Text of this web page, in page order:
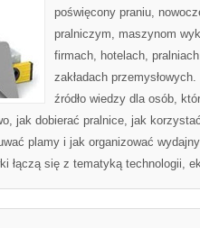
poświęcony praniu,
pralniczym, maszynom
firmach, hotelach,
zakładach
źródło wiedzy dla osób,
jak dobierać pralnice, jak
plamy i jak organizować
łączą się z tematyką technologii,